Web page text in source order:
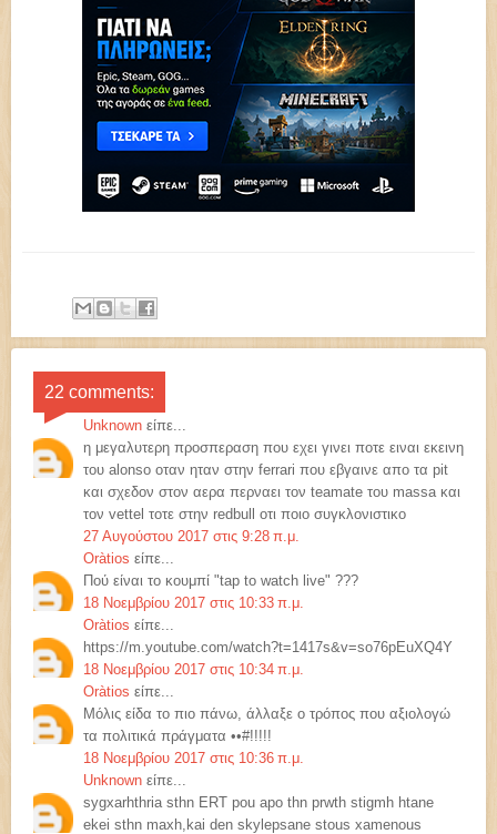
22 comments:
Unknown είπε...
η μεγαλυτερη προσπεραση που εχει γινει ποτε ειναι εκεινη
του alonso οταν ηταν στην ferrari που εβγαινε απο τα pit
και σχεδον στον αερα περναει τον teamate του massa και
τον vettel τοτε στην redbull οτι ποιο συγκλονιστικο
27 Αυγούστου 2017 στις 9:28 π.μ.
Oràtios είπε...
Πού είναι το κουμπί "tap to watch live" ???
18 Νοεμβρίου 2017 στις 10:33 π.μ.
Oràtios είπε...
https://m.youtube.com/watch?t=1417s&v=so76pEuXQ4Y
18 Νοεμβρίου 2017 στις 10:34 π.μ.
Oràtios είπε...
Μόλις είδα το πιο πάνω, άλλαξε ο τρόπος που αξιολογώ
τα πολιτικά πράγματα ••#!!!!!
18 Νοεμβρίου 2017 στις 10:36 π.μ.
Unknown είπε...
sygxarhthria sthn ERT pou apo thn prwth stigmh htane
ekei sthn maxh,kai den skylepsane stous xamenous